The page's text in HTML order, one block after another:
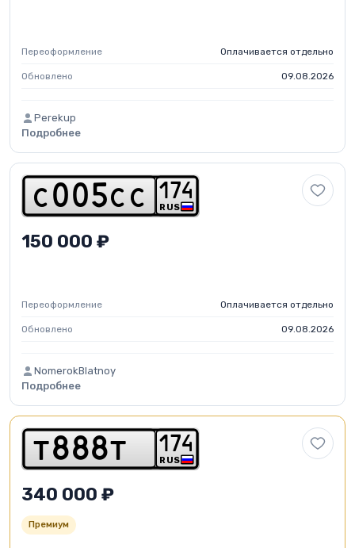
Переоформление Оплачивается отдельно
Обновлено 09.08.2026
Perekup
Подробнее
c 0 0 5 c c RUS
1 74
150 000 ₽
Переоформление Оплачивается отдельно
Обновлено 09.08.2026
NomerokBlatnoy
Подробнее
t 8 88t RUS
1 74
340 000 ₽
Премиум